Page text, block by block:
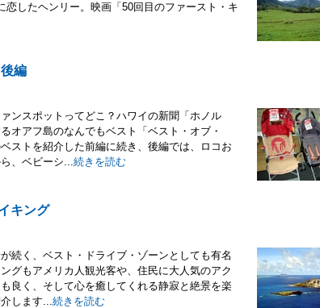
したヘンリー。映画「50回目のファースト・キ
編
ンスポットってどこ？ハワイの新聞「ホノル
オアフ島のなんでもベスト「ベスト・オブ・
ストを紹介した前編に続き、後編では、ロコお
、ベビーシ...続きを読む
キング
続く、ベスト・ドライブ・ゾーンとしても有名
グもアメリカ人観光客や、住民に大人気のアク
良く、そして心を癒してくれる静寂と絶景を楽
します...続きを読む